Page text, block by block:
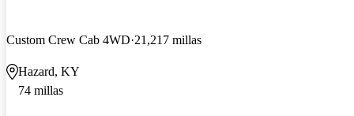
Custom Crew Cab 4WD 21,217 millas
Hazard, KY
74 millas